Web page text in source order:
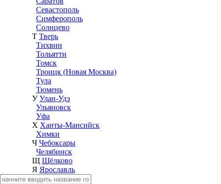
Севастополь
Симферополь
Солнцево
Т Тверь
Тихвин
Тольятти
Томск
Троицк (Новая Москва)
Тула
Тюмень
У Улан-Удэ
Ульяновск
Уфа
Х Ханты-Мансийск
Химки
Ч Чебоксары
Челябинск
Щ Щёлково
Я Ярославль